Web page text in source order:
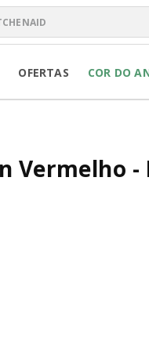
POWER
JAR
OFERTAS COR DO
Vermelho -